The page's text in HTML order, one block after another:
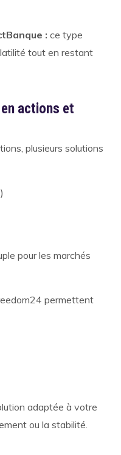
: ce type
tout en restant
actions et
plusieurs solutions
pour les marchés
permettent
adaptée à votre
ou la stabilité.